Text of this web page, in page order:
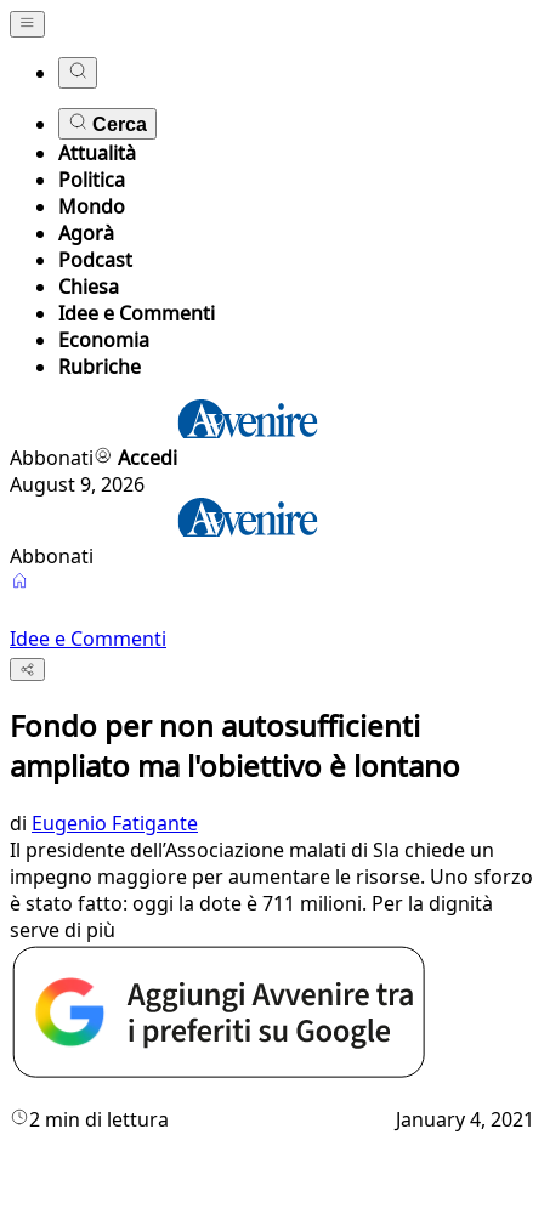
Cerca
Attualità
Politica
Mondo
Agorà
Podcast
Chiesa
Idee e Commenti
Economia
Rubriche
Abbonati
Accedi
August 9, 2026
Abbonati
Idee e Commenti
Fondo per non autosufficienti
ampliato ma l'obiettivo è lontano
di Eugenio Fatigante
Il presidente dell’Associazione malati di Sla chiede un
impegno maggiore per aumentare le risorse. Uno sforzo
è stato fatto: oggi la dote è 711 milioni. Per la dignità
serve di più
2 min di lettura January 4, 2021